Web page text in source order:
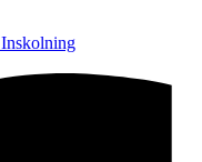
Inskolning